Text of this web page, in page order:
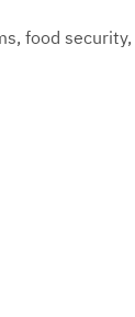
food security,